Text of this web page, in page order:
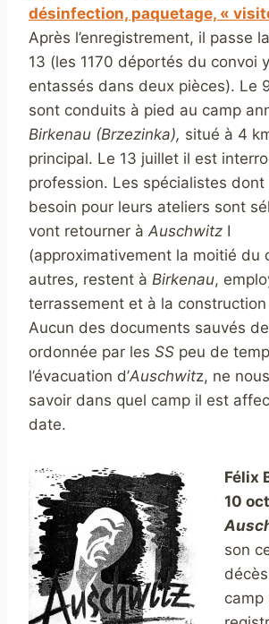
désinfection, paquetage, «
Après l’enregistrement, il passe
13 (les 1170 déportés du convoi
entassés dans deux pièces). Le
sont conduits à pied au camp
Birkenau (Brzezinka), situé à 4
principal. Le 13 juillet il est
profession. Les spécialistes dont
besoin pour leurs ateliers sont
vont retourner à Auschwitz I
(approximativement la moitié du
autres, restent à Birkenau,
terrassement et à la
Aucun des documents sauvés
ordonnée par les SS peu de
l’évacuation d’Auschwitz, ne
savoir dans quel camp il est
date.
Félix
10
son
camp